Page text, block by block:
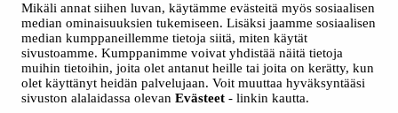
Mikäli annat siihen luvan, käytämme evästeitä myös sosiaalisen
median ominaisuuksien tukemiseen. Lisäksi jaamme sosiaalisen
median kumppaneillemme tietoja siitä, miten käytät
sivustoamme. Kumppanimme voivat yhdistää näitä tietoja
muihin tietoihin, joita olet antanut heille tai joita on kerätty, kun
olet käyttänyt heidän palvelujaan. Voit muuttaa hyväksyntääsi
sivuston alalaidassa olevan Evästeet - linkin kautta.
Kaikki
Jatkuva haku
Yhteishaku